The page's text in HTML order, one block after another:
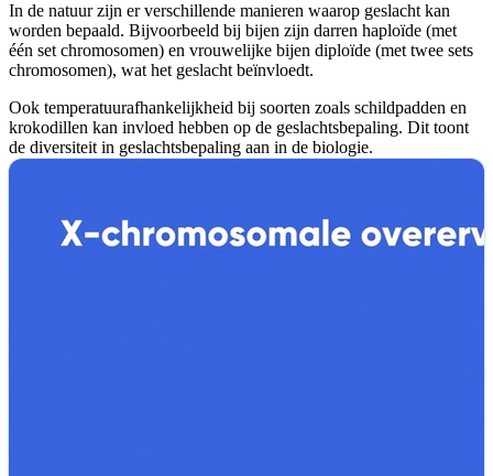
In de natuur zijn er verschillende manieren waarop geslacht kan
worden bepaald. Bijvoorbeeld bij bijen zijn darren haploïde (met
één set chromosomen) en vrouwelijke bijen diploïde (met twee sets
chromosomen), wat het geslacht beïnvloedt.
Ook temperatuurafhankelijkheid bij soorten zoals schildpadden en
krokodillen kan invloed hebben op de geslachtsbepaling. Dit toont
de diversiteit in geslachtsbepaling aan in de biologie.